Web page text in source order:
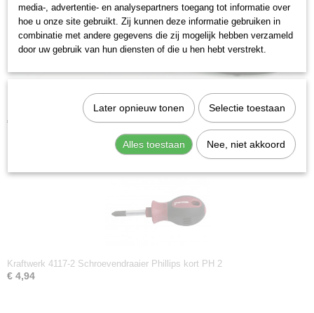
Kraftwerk 4115-1 Schroevendraaier Phillips PH 1
€ 4,55
Kraftwerk 4117-2 Schroevendraaier Phillips kort PH 2
€ 4,94
media-, advertentie- en analysepartners toegang tot informatie over
hoe u onze site gebruikt. Zij kunnen deze informatie gebruiken in
combinatie met andere gegevens die zij mogelijk hebben verzameld
door uw gebruik van hun diensten of die u hen hebt verstrekt.
Later opnieuw tonen Selectie toestaan
Alles toestaan Nee, niet akkoord